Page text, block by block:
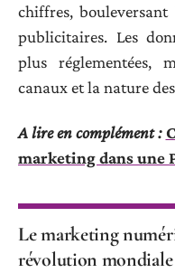
chiffres, bouleversant
publicitaires. Les
plus réglementées,
canaux et la nature
A lire en complément :
marketing dans une
Le marketing
révolution mondiale